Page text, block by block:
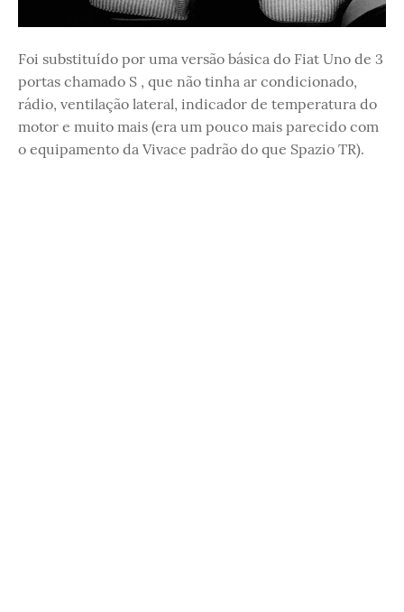
Foi substituído por uma versão básica do Fiat Uno de 3
portas chamado S , que não tinha ar condicionado,
rádio, ventilação lateral, indicador de temperatura do
motor e muito mais (era um pouco mais parecido com
o equipamento da Vivace padrão do que Spazio TR).